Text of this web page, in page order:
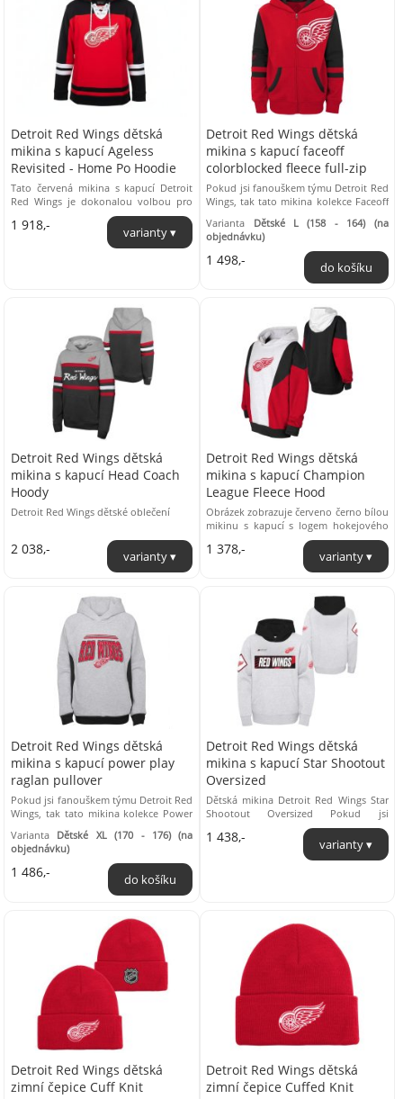
Detroit Red Wings dětská
mikina s kapucí Ageless
Revisited - Home Po Hoodie
Tato červená mikina s kapucí Detroit
Red Wings je dokonalou volbou pro
každého oddaného sportovního
fanouška. S černými ...
1 918,-
Detroit Red Wings dětská
mikina s kapucí faceoff
colorblocked fleece full-zip
Pokud jsi fanouškem týmu Detroit Red
Wings, tak tato mikina kolekce Faceoff
pro ...
Varianta Dětské L (158 - 164) (na
objednávku)
1 498,-
Detroit Red Wings dětská
mikina s kapucí Head Coach
Hoody
Detroit Red Wings dětské oblečení
2 038,-
Detroit Red Wings dětská
mikina s kapucí Champion
League Fleece Hood
Obrázek zobrazuje červeno černo bílou
mikinu s kapucí s logem hokejového
týmu Detroit Red Wings. Mikina je
převážně ...
1 378,-
Detroit Red Wings dětská
mikina s kapucí power play
raglan pullover
Pokud jsi fanouškem týmu Detroit Red
Wings, tak tato mikina kolekce Power
Play Raglan Pullover je přímo pro tebe!
Hřejivý ...
Varianta Dětské XL (170 - 176) (na
objednávku)
1 486,-
Detroit Red Wings dětská
mikina s kapucí Star Shootout
Oversized
Dětská mikina Detroit Red Wings Star
Shootout Oversized Pokud jsi
fanouškem týmu Detroit Red Wings,
tak tato mikina ...
1 438,-
Detroit Red Wings dětská
zimní čepice Cuff Knit
Detroit Red Wings dětská
zimní čepice Cuffed Knit